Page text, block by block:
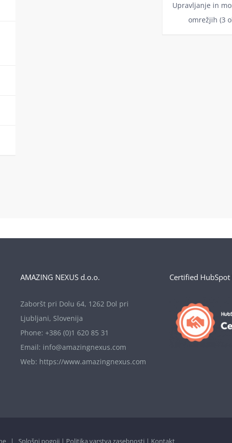
Upravljanje in
omrežjih (3
AMAZING NEXUS d.o.o.
Zaboršt pri Dolu 64, 1262 Dol pri
Ljubljani, Slovenija
Phone: +386 (0)1 620 85 31
Email: info@amazingnexus.com
Web: https://www.amazingnexus.com
Certified
| Splošni pogoji | Politika varstva zasebnosti | Kontakt